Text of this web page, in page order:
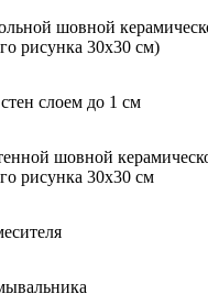
шовной
рисунка 30х30 см)
слоем до 1 см
шовной
рисунка 30х30 см